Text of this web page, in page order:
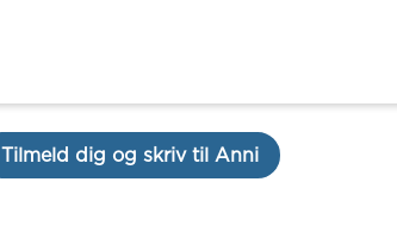
Tilmeld dig og skriv til Anni